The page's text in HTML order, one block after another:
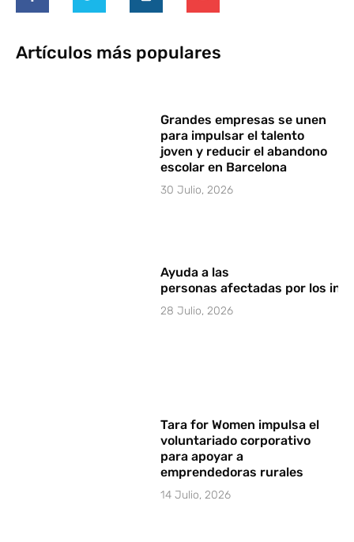
Artículos más populares
Grandes empresas se unen
para impulsar el talento
joven y reducir el abandono
escolar en Barcelona
30 Julio, 2026
Ayuda a las
personas afectadas por los
28 Julio, 2026
Tara for Women impulsa el
voluntariado corporativo
para apoyar a
emprendedoras rurales
14 Julio, 2026